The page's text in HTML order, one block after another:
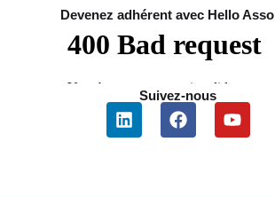
Devenez adhérent avec Hello Asso
Suivez-nous